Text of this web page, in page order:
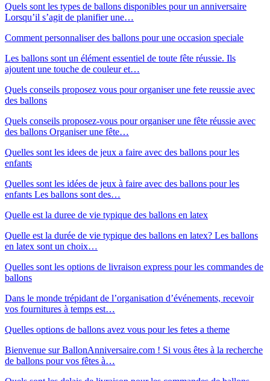
Quels sont les types de ballons disponibles pour un anniversaire
Lorsqu’il s’agit de planifier une…
Comment personnaliser des ballons pour une occasion speciale
Les ballons sont un élément essentiel de toute fête réussie. Ils
ajoutent une touche de couleur et…
Quels conseils proposez vous pour organiser une fete reussie avec
des ballons
Quels conseils proposez-vous pour organiser une fête réussie avec
des ballons Organiser une fête…
Quelles sont les idees de jeux a faire avec des ballons pour les
enfants
Quelles sont les idées de jeux à faire avec des ballons pour les
enfants Les ballons sont des…
Quelle est la duree de vie typique des ballons en latex
Quelle est la durée de vie typique des ballons en latex? Les ballons
en latex sont un choix…
Quelles sont les options de livraison express pour les commandes de
ballons
Dans le monde trépidant de l’organisation d’événements, recevoir
vos fournitures à temps est…
Quelles options de ballons avez vous pour les fetes a theme
Bienvenue sur BallonAnniversaire.com ! Si vous êtes à la recherche
de ballons pour vos fêtes à…